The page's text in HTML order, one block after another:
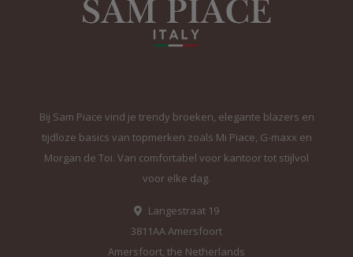
Bij Sam Piace vind je trendy broeken, elegante blazers en
tijdloze basics van topmerken zoals Mi Piace, G-maxx en
Morgan de Toi. Van comfortabel voor kantoor tot stijlvol
voor elke dag.
Langestraat 19
3811AA Amersfoort
Amersfoort, the Netherlands